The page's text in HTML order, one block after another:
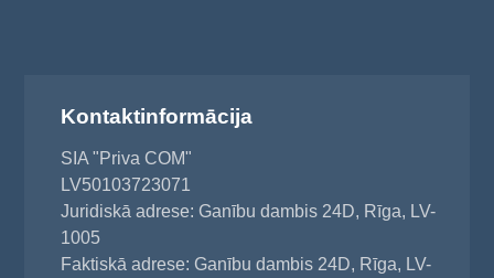
Kontaktinformācija
SIA "Priva COM"
LV50103723071
Juridiskā adrese: Ganību dambis 24D, Rīga, LV-
1005
Faktiskā adrese: Ganību dambis 24D, Rīga, LV-